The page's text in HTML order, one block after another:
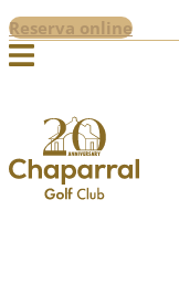
Reserva online